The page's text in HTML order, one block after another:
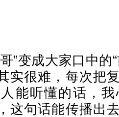
”变成大家口中的
实很难，每次把
能听懂的话，
这句话能传播出